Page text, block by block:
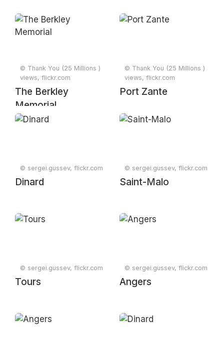
© Thank You (25 Millions )
views, flickr.com
The Berkley
Memorial
© Thank You (25 Millions )
views, flickr.com
Port Zante
© sergei.gussev, flickr.com
Dinard
© sergei.gussev, flickr.com
Saint-Malo
© sergei.gussev, flickr.com
Tours
© sergei.gussev, flickr.com
Angers